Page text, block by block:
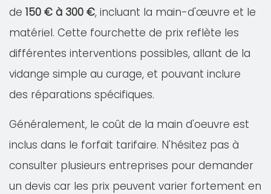
de 150 € à 300 €, incluant la main-d'œuvre et le
matériel. Cette fourchette de prix reflète les
différentes interventions possibles, allant de la
vidange simple au curage, et pouvant inclure
des réparations spécifiques.
Généralement, le coût de la main d'oeuvre est
inclus dans le forfait tarifaire. N'hésitez pas à
consulter plusieurs entreprises pour demander
un devis car les prix peuvent varier fortement en